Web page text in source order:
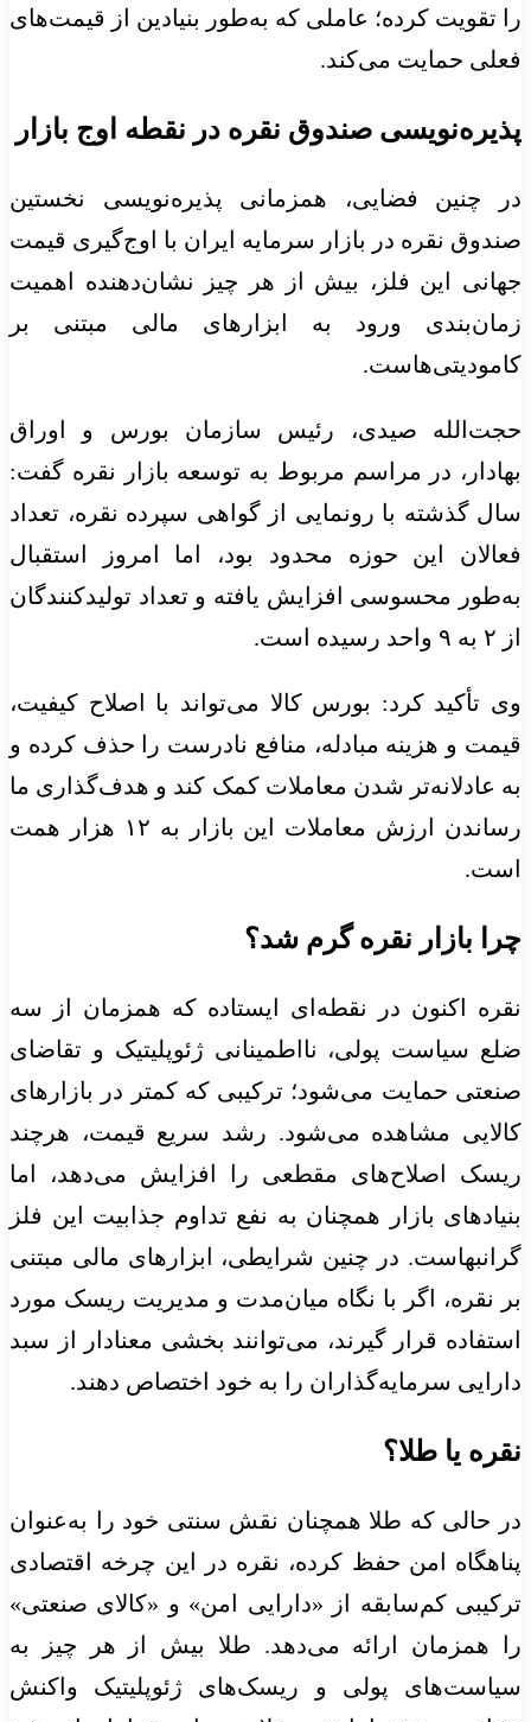
را تقویت کرده؛ عاملی که به‌طور بنیادین از قیمت‌های
فعلی حمایت می‌کند.
پذیره‌نویسی صندوق نقره در نقطه اوج بازار
در چنین فضایی، همزمانی پذیره‌نویسی نخستین
صندوق نقره در بازار سرمایه ایران با اوج‌گیری قیمت
جهانی این فلز، بیش از هر چیز نشان‌دهنده اهمیت
زمان‌بندی ورود به ابزار‌های مالی مبتنی بر
کامودیتی‌هاست.
حجت‌الله صیدی، رئیس سازمان بورس و اوراق
بهادار، در مراسم مربوط به توسعه بازار نقره گفت:
سال گذشته با رونمایی از گواهی سپرده نقره، تعداد
فعالان این حوزه محدود بود، اما امروز استقبال
به‌طور محسوسی افزایش یافته و تعداد تولیدکنندگان
از ۲ به ۹ واحد رسیده است.
وی تأکید کرد: بورس کالا می‌تواند با اصلاح کیفیت،
قیمت و هزینه مبادله، منافع نادرست را حذف کرده و
به عادلانه‌تر شدن معاملات کمک کند و هدف‌گذاری ما
رساندن ارزش معاملات این بازار به ۱۲ هزار همت
است.
چرا بازار نقره گرم شد؟
نقره اکنون در نقطه‌ای ایستاده که همزمان از سه
ضلع سیاست پولی، نااطمینانی ژئوپلیتیک و تقاضای
صنعتی حمایت می‌شود؛ ترکیبی که کمتر در بازار‌های
کالایی مشاهده می‌شود. رشد سریع قیمت، هرچند
ریسک اصلاح‌های مقطعی را افزایش می‌دهد، اما
بنیاد‌های بازار همچنان به نفع تداوم جذابیت این فلز
گرانبهاست. در چنین شرایطی، ابزار‌های مالی مبتنی
بر نقره، اگر با نگاه میان‌مدت و مدیریت ریسک مورد
استفاده قرار گیرند، می‌توانند بخشی معنادار از سبد
دارایی سرمایه‌گذاران را به خود اختصاص دهند.
نقره یا طلا؟
در حالی که طلا همچنان نقش سنتی خود را به‌عنوان
پناهگاه امن حفظ کرده، نقره در این چرخه اقتصادی
ترکیبی کم‌سابقه از «دارایی امن» و «کالای صنعتی»
را همزمان ارائه می‌دهد. طلا بیش از هر چیز به
سیاست‌های پولی و ریسک‌های ژئوپلیتیک واکنش